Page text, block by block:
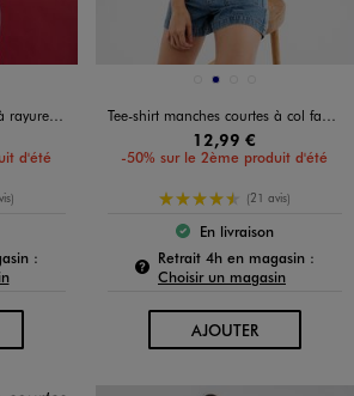
femme
d'été
est disponible :
:Pour connaître la disponibilité de ce produit :
Disponible en 4 coloris
BLANC STANDARD
MARINE
Tee-shirt manches courtes à col fantaisie femme
12,99 €
-50% sur le 2ème produit d'été
4.5/5 de moyenne
(21 avis)
Le produit est
En livraison
Retrait 4h en magasin :
Choisir un magasin
AJOUTERAU PANIER